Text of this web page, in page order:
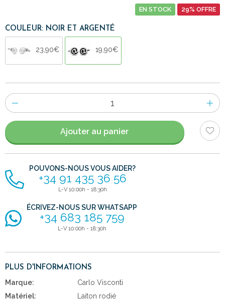
EN STOCK 29% OFFRE
COULEUR: NOIR ET ARGENTÉ
23,90€ 19,90€
Nombre
d'items
Ajouter au panier
POUVONS-NOUS VOUS AIDER?
+34 91 435 36 56
L-V 10:00h - 18:30h
ÉCRIVEZ-NOUS SUR WHATSAPP
+34 683 185 759
L-V 10:00h - 18:30h
PLUS D'INFORMATIONS
Marque:
Carlo Visconti
Matériel:
Laiton rodié